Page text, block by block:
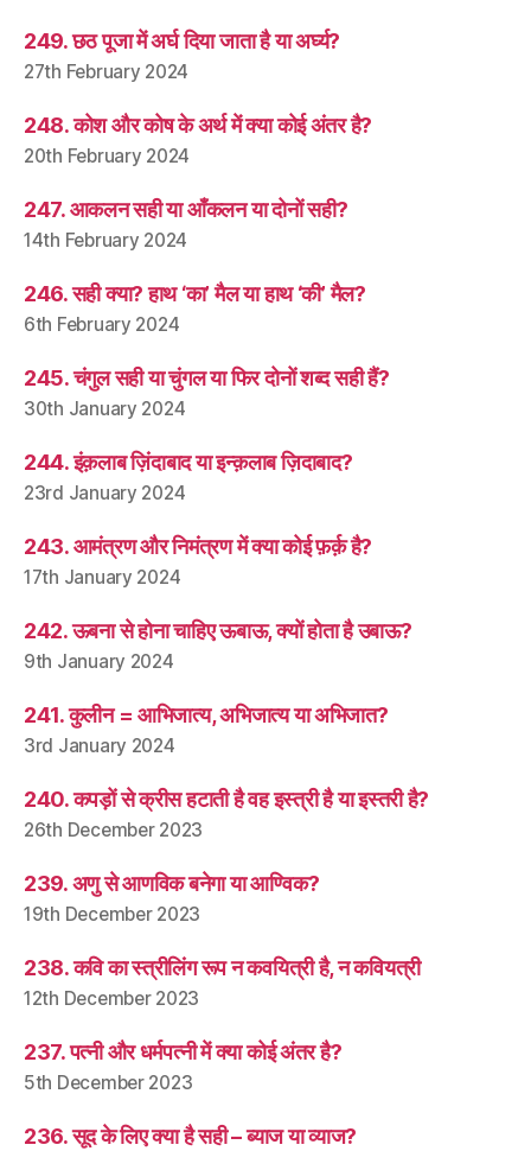
249. छठ पूजा में अर्घ दिया जाता है या अर्घ्य?
27th February 2024
248. कोश और कोष के अर्थ में क्या कोई अंतर है?
20th February 2024
247. आकलन सही या आँकलन या दोनों सही?
14th February 2024
246. सही क्या? हाथ ‘का’ मैल या हाथ ‘की’ मैल?
6th February 2024
245. चंगुल सही या चुंगल या फिर दोनों शब्द सही हैं?
30th January 2024
244. इंक़लाब ज़िंदाबाद या इन्क़लाब ज़िदाबाद?
23rd January 2024
243. आमंत्रण और निमंत्रण में क्या कोई फ़र्क़ है?
17th January 2024
242. ऊबना से होना चाहिए ऊबाऊ, क्यों होता है उबाऊ?
9th January 2024
241. कुलीन = आभिजात्य, अभिजात्य या अभिजात?
3rd January 2024
240. कपड़ों से क्रीस हटाती है वह इस्त्री है या इस्तरी है?
26th December 2023
239. अणु से आणविक बनेगा या आण्विक?
19th December 2023
238. कवि का स्त्रीलिंग रूप न कवयित्री है, न कवियत्री
12th December 2023
237. पत्नी और धर्मपत्नी में क्या कोई अंतर है?
5th December 2023
236. सूद के लिए क्या है सही – ब्याज या व्याज?